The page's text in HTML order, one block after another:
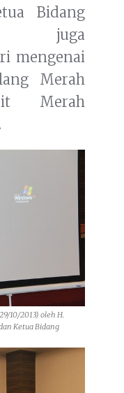
Bidang
juga
mengenai
Merah
Merah
10/2013) oleh H.
Ketua Bidang